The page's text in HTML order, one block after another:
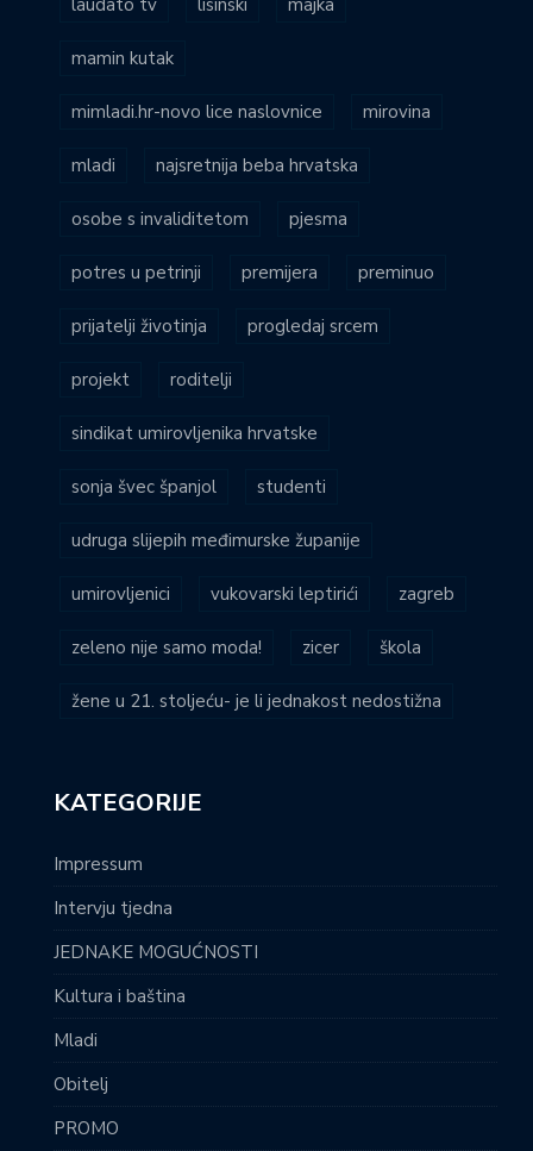
laudato tv lisinski majka
mamin kutak
mimladi.hr-novo lice naslovnice mirovina
mladi najsretnija beba hrvatska
osobe s invaliditetom pjesma
potres u petrinji premijera preminuo
prijatelji životinja progledaj srcem
projekt roditelji
sindikat umirovljenika hrvatske
sonja švec španjol studenti
udruga slijepih međimurske županije
umirovljenici vukovarski leptirići zagreb
zeleno nije samo moda! zicer škola
žene u 21. stoljeću- je li jednakost nedostižna
KATEGORIJE
Impressum
Intervju tjedna
JEDNAKE MOGUĆNOSTI
Kultura i baština
Mladi
Obitelj
PROMO